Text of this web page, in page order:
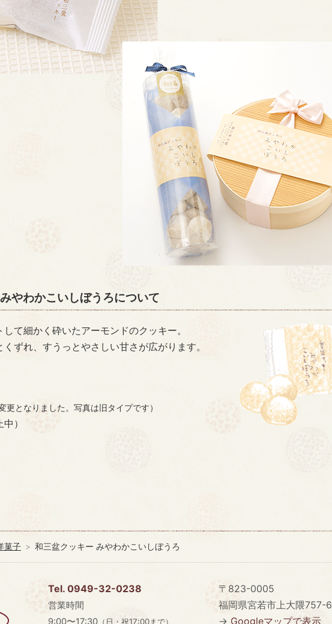
やわかこいしぼうろについて
て細かく砕いたアーモンドのクッキー。
ずれ、すうっとやさしい甘さが広がります。
更となりました。写真は旧タイプです）
）
菓子 和三盆クッキー みやわかこいしぼうろ
Tel. 0949-32-0238
営業時間
9:00〜17:30 （日・祝17:00まで）
〒823-0005
福岡県宮若市上大隈757-6
→ Googleマップで表示